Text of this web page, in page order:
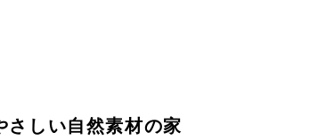
さしい自然素材の家